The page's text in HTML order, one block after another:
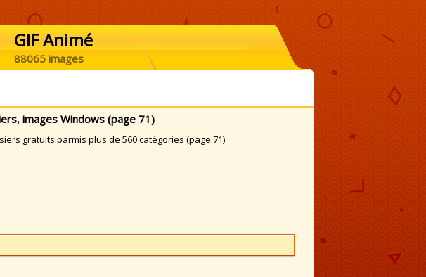
GIF Animé
88065 images
images Windows (page 71)
gratuits parmis plus de 560 catégories (page 71)